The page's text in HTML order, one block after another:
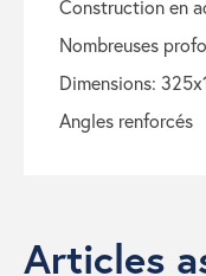
construction en
nombreuses
dimensions:
angles renforcés
Articles